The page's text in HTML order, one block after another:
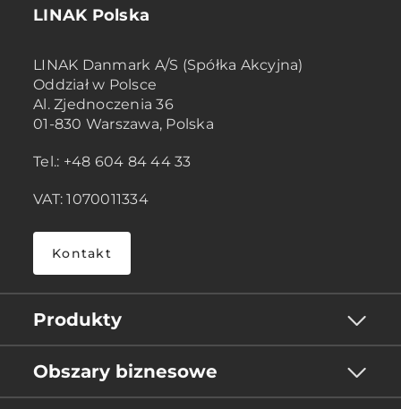
LINAK Polska
LINAK Danmark A/S (Spółka Akcyjna)
Oddział w Polsce
Al. Zjednoczenia 36
01-830 Warszawa, Polska
Tel.: +48 604 84 44 33
VAT: 1070011334
Kontakt
Produkty
Obszary biznesowe